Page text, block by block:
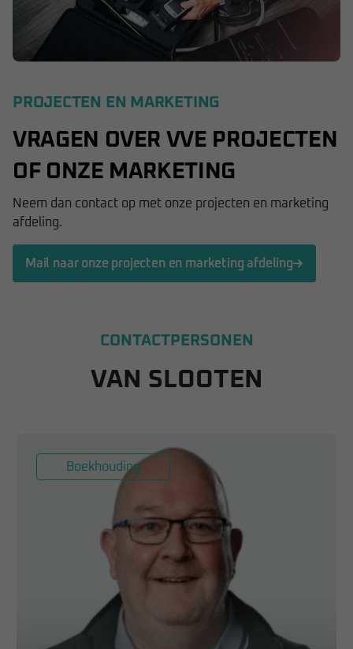
PROJECTEN EN MARKETING
VRAGEN OVER VVE PROJECTEN
OF ONZE MARKETING
Neem dan contact op met onze projecten en marketing
afdeling.
Mail naar onze projecten en marketing afdeling
CONTACTPERSONEN
VAN SLOOTEN
Boekhouding